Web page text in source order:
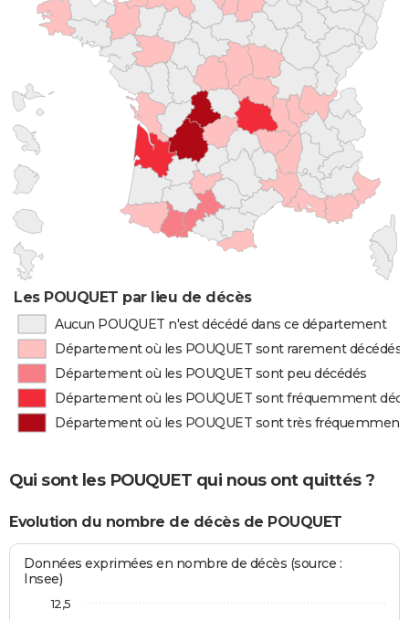
Les POUQUET par lieu de décès
Aucun POUQUET n'est décédé dans ce département
Département où les POUQUET sont rarement décédés
Département où les POUQUET sont peu décédés
Département où les POUQUET sont fréquemment
Département où les POUQUET sont très fréquemment
Qui sont les POUQUET qui nous ont quittés ?
Evolution du nombre de décès de POUQUET
Données exprimées en nombre de décès (source :
Insee)
12,5